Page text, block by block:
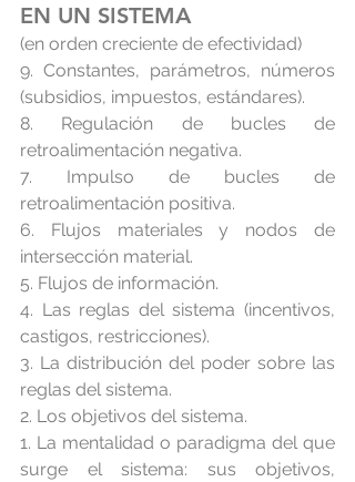
EN UN SISTEMA
(en orden creciente de efectividad)
9. Constantes, parámetros, números
(subsidios, impuestos, estándares).
8. Regulación de bucles de
retroalimentación negativa.
7. Impulso de bucles de
retroalimentación positiva.
6. Flujos materiales y nodos de
intersección material.
5. Flujos de información.
4. Las reglas del sistema (incentivos,
castigos, restricciones).
3. La distribución del poder sobre las
reglas del sistema.
2. Los objetivos del sistema.
1. La mentalidad o paradigma del que
surge el sistema: sus objetivos,